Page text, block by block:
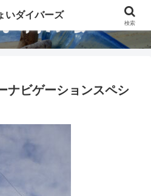
ナビゲーションスペシ
いダイバーズ
検索